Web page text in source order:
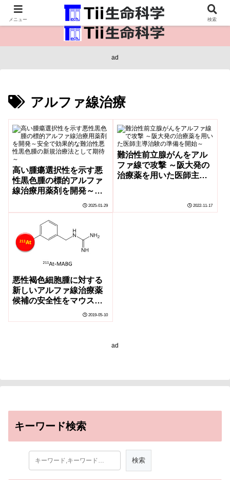
医療保健・生命・生物の情報インフラ。
ad
アルファ線治療
高い腫瘍選択性を示す悪
性黒色腫の標的アルファ
線治療用薬剤を開発～安
全で効果的な難治性悪性
黒色腫の新規治療法とし
て期待～
2025-01-29
難治性前立腺がんをアル
ファ線で攻撃 ～阪大発の
治療薬を用いた医師主導
2022-11-17
悪性褐色細胞腫に対する
新しいアルファ線治療薬
候補の安全性をマウスで
2019-05-10
ad
キーワード検索
メニュー 検索